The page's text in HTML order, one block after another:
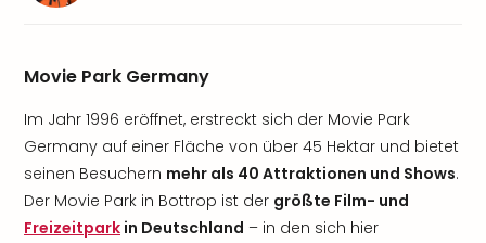
Movie Park Germany
Im Jahr 1996 eröffnet, erstreckt sich der Movie Park
Germany auf einer Fläche von über 45 Hektar und bietet
seinen Besuchern mehr als 40 Attraktionen und Shows.
Der Movie Park in Bottrop ist der größte Film- und
Freizeitpark in Deutschland – in den sich hier